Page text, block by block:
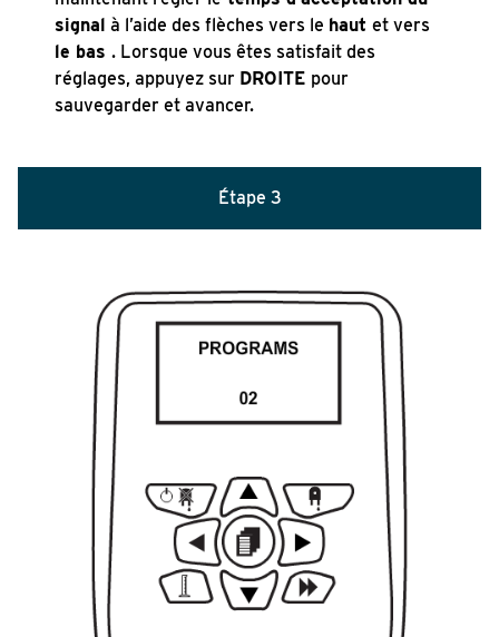
signal à l’aide des flèches vers le hautet vers
le bas. Lorsque vous êtes satisfait des
réglages, appuyez sur DROITE pour
sauvegarder et avancer.
Étape 3